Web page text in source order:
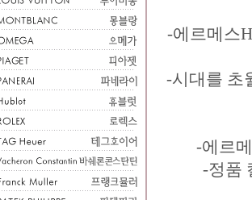
-에르메스
-시대를 초
-에르
-정품